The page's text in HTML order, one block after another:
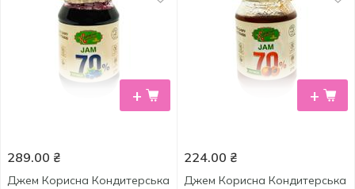
+
289.00 ₴
Джем Корисна Кондитерська
+
224.00 ₴
Джем Корисна Кондитерська